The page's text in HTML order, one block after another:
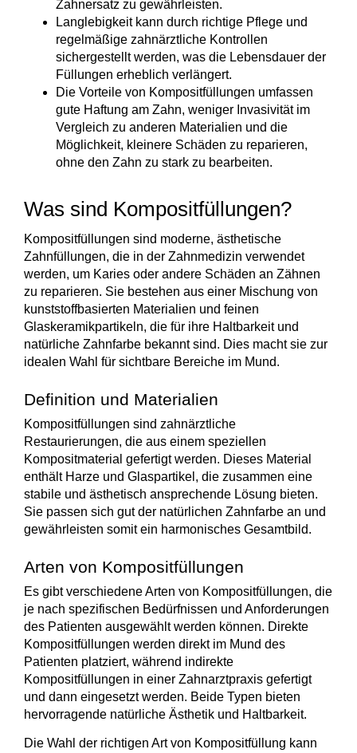
Zahnersatz zu gewährleisten.
Langlebigkeitkann durch richtige Pflege und
regelmäßige zahnärztliche Kontrollen
sichergestellt werden, was die Lebensdauer der
Füllungen erheblich verlängert.
Die Vorteile von Kompositfüllungen umfassen
gute Haftung am Zahn, weniger Invasivität im
Vergleich zu anderen Materialien und die
Möglichkeit, kleinere Schäden zu reparieren,
ohne den Zahn zu stark zu bearbeiten.
Was sind Kompositfüllungen?
Kompositfüllungen sind moderne, ästhetische
Zahnfüllungen, die in der Zahnmedizin verwendet
werden, um Karies oder andere Schäden an Zähnen
zu reparieren. Sie bestehen aus einer Mischung von
kunststoffbasierten Materialien und feinen
Glaskeramikpartikeln, die für ihre Haltbarkeit und
natürliche Zahnfarbe bekannt sind. Dies macht sie zur
idealen Wahl für sichtbare Bereiche im Mund.
Definition und Materialien
Kompositfüllungen sind zahnärztliche
Restaurierungen, die aus einem speziellen
Kompositmaterial gefertigt werden. Dieses Material
enthält Harze und Glaspartikel, die zusammen eine
stabile und ästhetisch ansprechende Lösung bieten.
Sie passen sich gut der natürlichen Zahnfarbe an und
gewährleisten somit ein harmonisches Gesamtbild.
Arten von Kompositfüllungen
Es gibt verschiedene Arten von Kompositfüllungen, die
je nach spezifischen Bedürfnissen und Anforderungen
des Patienten ausgewählt werden können. Direkte
Kompositfüllungen werden direkt im Mund des
Patienten platziert, während indirekte
Kompositfüllungen in einer Zahnarztpraxis gefertigt
und dann eingesetzt werden. Beide Typen bieten
hervorragende natürliche Ästhetik und Haltbarkeit.
Die Wahl der richtigen Art von Kompositfüllung kann